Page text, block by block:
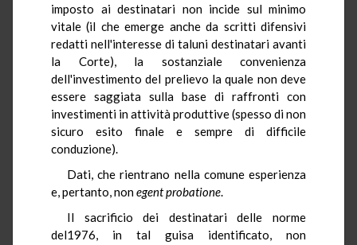
imposto ai destinatari non incide sul minimo
vitale (il che emerge anche da scritti difensivi
redatti nell'interesse di taluni destinatari avanti
la Corte), la sostanziale convenienza
dell'investimento del prelievo la quale non deve
essere saggiata sulla base di raffronti con
investimenti in attività produttive (spesso di non
sicuro esito finale e sempre di difficile
conduzione).
Dati, che rientrano nella comune esperienza
e, pertanto, nonegentprobatione.
Il sacrificio dei destinatari delle norme
del1976, in tal guisa identificato, non